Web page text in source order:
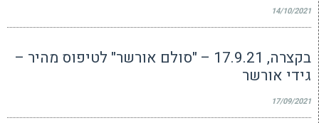
14/10/2021
בקצרה, 17.9.21 – "סולם אורשר" לטיפוס מהיר –
גידי אורשר
17/09/2021